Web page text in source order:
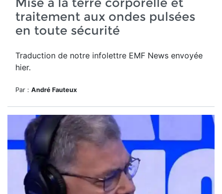
traitement aux ondes pulsées
en toute sécurité
Traduction de notre infolettre EMF News envoyée
hier.
Par : André Fauteux